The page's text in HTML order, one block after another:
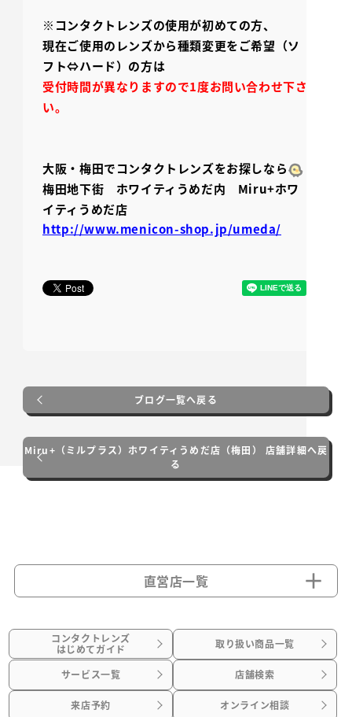
※コンタクトレンズの使用が初めての方、
現在ご使用のレンズから種類変更をご希望（ソ
フト⇔ハード）の方は
受付時間が異なりますので1度お問い合わせ下さ
い。
大阪・梅田でコンタクトレンズをお探しなら
梅田地下街 ホワイティうめだ内 Miru+ホワ
イティうめだ店
http://www.menicon-shop.jp/umeda/
ブログ一覧へ戻る
Miru+（ミルプラス）ホワイティうめだ店（梅田） 店舗詳細へ戻
る
直営店一覧
コンタクトレンズ
はじめてガイド 取り扱い商品一覧
サービス一覧 店舗検索
来店予約 オンライン相談